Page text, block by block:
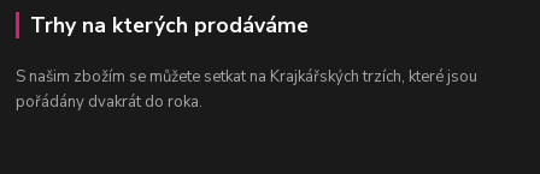
Trhy na kterých prodáváme
S našim zbožím se můžete setkat na Krajkářských trzích, které jsou
pořádány dvakrát do roka.